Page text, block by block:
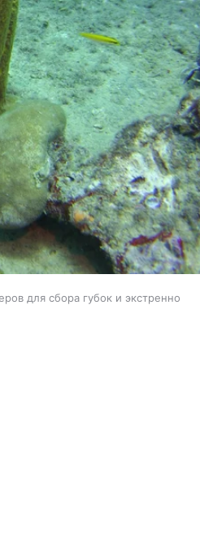
для сбора губок и экстренно